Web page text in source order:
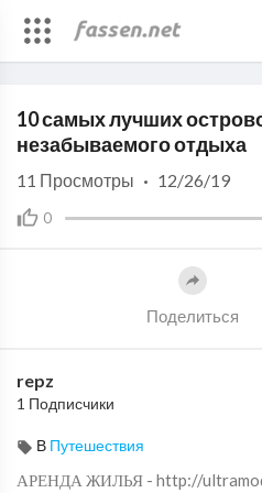
Download File: https://www.youtube.com/
10 самых лучших
незабываемого отдыха
0
11 Просмотры · 12/26/19
Поделиться
repz
1 Подписчики
В Путешествия
АРЕНДА ЖИЛЬЯ - http://